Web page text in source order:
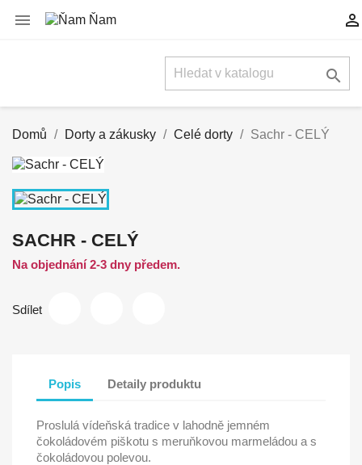
 

Domů Dorty a zákusky Celé dorty Sachr - CELÝ
SACHR - CELÝ
Na objednání 2-3 dny předem.
Sdílet
Popis Detaily produktu
Proslulá vídeňská tradice v lahodně jemném
čokoládovém piškotu s meruňkovou marmeládou a s
čokoládovou polevou.